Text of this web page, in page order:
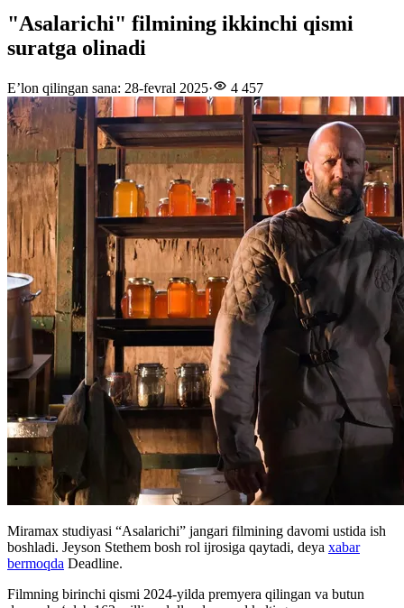
"Asalarichi" filmining ikkinchi qismi
suratga olinadi
E’lon qilingan sana: 28-fevral 2025· 4 457
Miramax studiyasi “Asalarichi” jangari filmining davomi ustida ish
boshladi. Jeyson Stethem bosh rol ijrosiga qaytadi, deya xabar
bermoqda Deadline.
Filmning birinchi qismi 2024-yilda premyera qilingan va butun